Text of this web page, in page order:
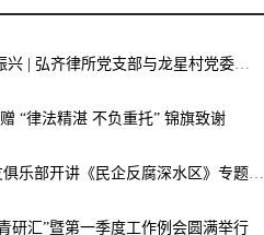
党建联建聚合力 法治护航促振兴 | 弘齐律所党支部与龙星村党委联合开展庆 “七一” 主题党日活动
“律法精湛 不负重托” 锦旗致谢
弘齐新闻｜我所联合柳林智友俱乐部开讲《民企反腐深水区》专题讲座，助力企业筑牢廉洁合规“生命线”
研汇”暨第一季度工作例会圆满举行